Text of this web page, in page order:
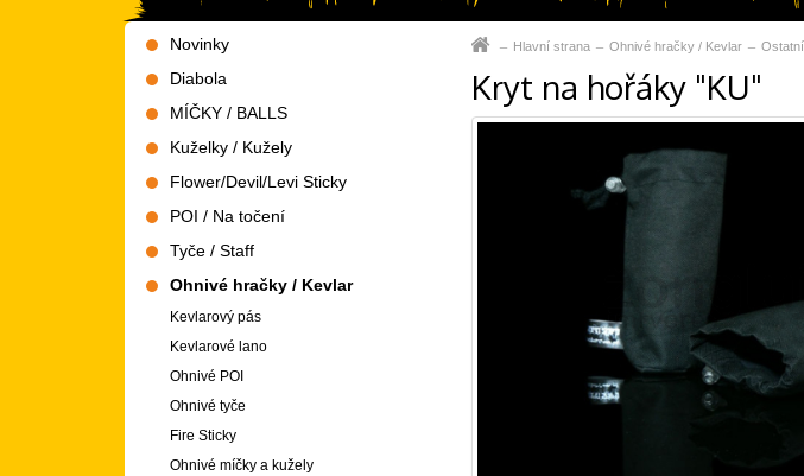
Hlavní strana Ohnivé hračky / Kevlar Ostatní
Kryt na hořáky "KU"
Novinky
Diabola
MÍČKY / BALLS
Kuželky / Kužely
Flower/Devil/Levi Sticky
POI / Na točení
Tyče / Staff
Ohnivé hračky / Kevlar
Kevlarový pás
Kevlarové lano
Ohnivé POI
Ohnivé tyče
Fire Sticky
Ohnivé míčky a kužely